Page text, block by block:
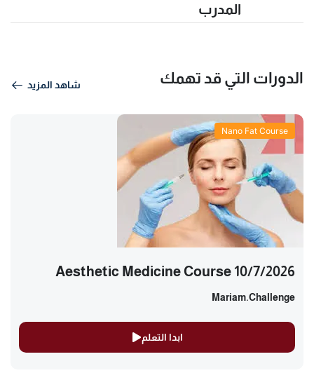
المدرب
الدورات التي قد تهمك شاهد المزيد
Nano Fat Course
Aesthetic Medicine Course 10/7/2026
Mariam.challenge
ابدا التعلم